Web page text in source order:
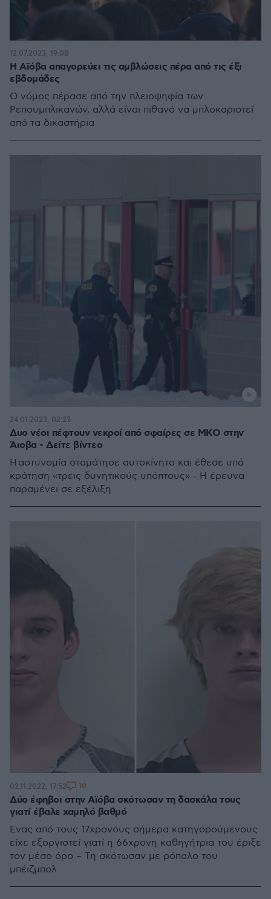
Η Αϊόβα απαγορεύει τις αμβλώσεις πέρα από τις έξι
εβδομάδες
Ο νόμος πέρασε από την πλειοψηφία των
Ρεπουμπλικανών, αλλά είναι πιθανό να μπλοκαριστεί
από τα δικαστήρια
12.07.2023, 19:08
Δυο νέοι πέφτουν νεκροί από σφαίρες σε ΜΚΟ στην
Άιοβα - Δείτε βίντεο
Η αστυνομία σταμάτησε αυτοκίνητο και έθεσε υπό
κράτηση «τρεις δυνητικούς υπόπτους» - Η έρευνα
παραμένει σε εξέλιξη
24.01.2023, 02:23
Δύο έφηβοι στην Αϊόβα σκότωσαν τη δασκάλα τους
γιατί έβαλε χαμηλό βαθμό
Ένας από τους 17χρονους σήμερα κατηγορούμενους
είχε εξοργιστεί γιατί η 66χρονη καθηγήτρια του έριξε
τον μέσο όρο – Τη σκότωσαν με ρόπαλο του
μπέιζμπολ
02.11.2022, 17:52 10